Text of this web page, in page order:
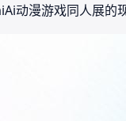
动漫游戏同人展的